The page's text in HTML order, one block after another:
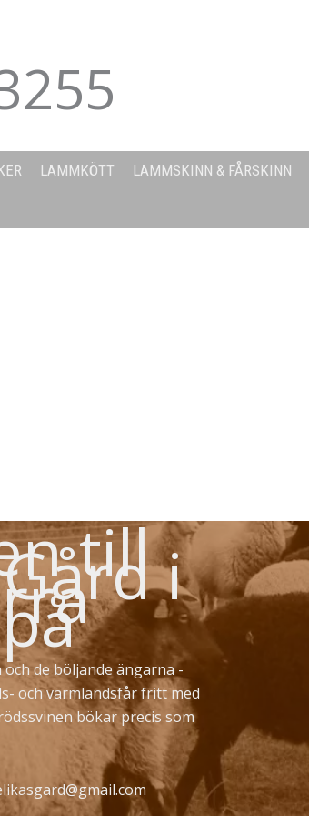
LAMMKÖTT LAMMSKINN & FÅRSKINN
till i
de böljande ängarna -
och värmlandsfår fritt med
bökar precis som